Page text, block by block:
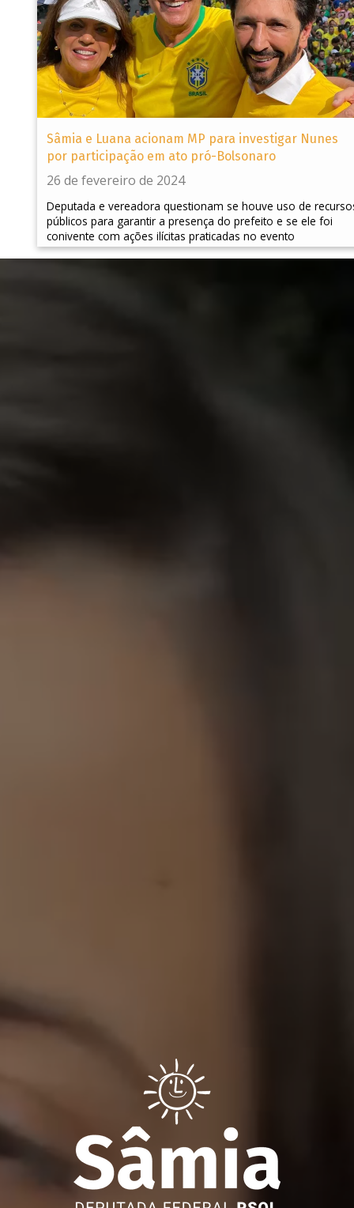
Sâmia e Luana acionam MP para investigar Nunes
por participação em ato pró-Bolsonaro
26 de fevereiro de 2024
Deputada e vereadora questionam se houve uso de
públicos para garantir a presença do prefeito e se ele foi
conivente com ações ilícitas praticadas no evento